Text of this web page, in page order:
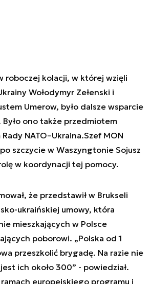
roboczej kolacji, w której wzięli
Wołodymyr Zełenski i
Umerow, było dalsze wsparcie
ono także przedmiotem
NATO–Ukraina.Szef MON
szczycie w Waszyngtonie Sojusz
w koordynacji tej pomocy.
że przedstawił w Brukseli
ukraińskiej umowy, która
mieszkających w Polsce
poborowi. „Polska od 1
przeszkolić brygadę. Na razie nie
ich około 300” - powiedział.
ramach europejskiego programu i